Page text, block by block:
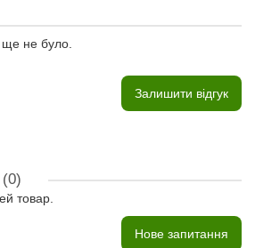
ще не було.
Залишити відгук
(0)
товар.
Нове запитання